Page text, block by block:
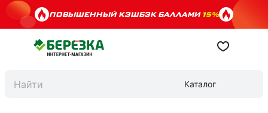
ПОВЫШЕННЫЙ КЭШБЭК БАЛЛАМИ15%
Каталог